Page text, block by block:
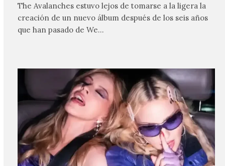
The Avalanches estuvo lejos de tomarse a la ligera la
creación de un nuevo álbum después de los seis años
que han pasado de We…